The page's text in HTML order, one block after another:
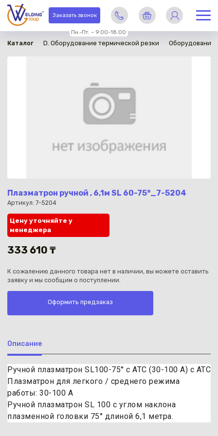
Заказать звонок
Пн.-Пт. – 9:00-18:00
Каталог D. Оборудование термической резки Оборудование
Плазматрон ручной , 6,1м SL 60-75°_7-5204
Артикул: 7-5204
в наличии
Цену уточняйте у
менеджера
333 610 ₸
К сожалению данного товара нет в наличии, вы можете оставить
заявку и мы сообщим о поступлении.
Оформить предзаказ
Описание
Ручной плазматрон SL100-75° c ATC (30-100 A) c ATC
Плазматрон для легкого / среднего режима
работы: 30-100 A
Ручной плазматрон SL 100 с углом наклона
плазменной головки 75° длиной 6,1 метра.